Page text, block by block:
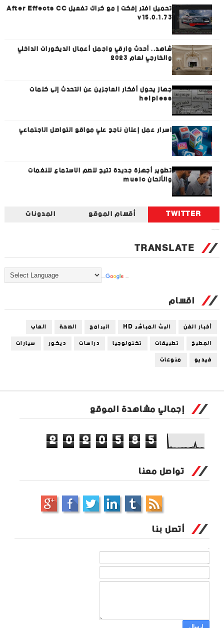
تحميل افتر إفكت | مع كراك تفعيل After Effects CC
v15.0.1.73
شاهد.. أحدث وارقي واجمل أعمال الديكورات الداخلي
والخارجي لعام 2023
جهاز يحول أفكار العاجزين عن التحدث إلى كلمات
helpless
اسرار عمل إعلان ناجح علي مواقع التواصل الاجتماعي
تطوير أجهزة جديدة تتيح للصم الاستماع للنغمات
والألحان music
TWITTER أقسام الموقع المدونات
Tweets by universal_tec
TRANSLATE
Powered by Translate
اقسام
أخبار الفن البث المباشر HD البرامج الصحة
العاب
المطبخ
تطبيقات تكنولوجيا دراسات ديكور
سيارات
فيديو
منوعات
إجمالي مشاهدة الموقع
2 0 2 0 5 8 5
تواصل معنا
أتصل بنا
الاسم
بريد إلكتروني*
رسالة*